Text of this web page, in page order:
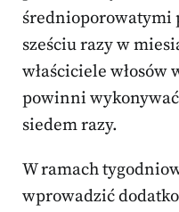
średnioporowatymi
sześciu razy w
właściciele włosów
powinni
siedem razy.
W ramach
wprowadzić